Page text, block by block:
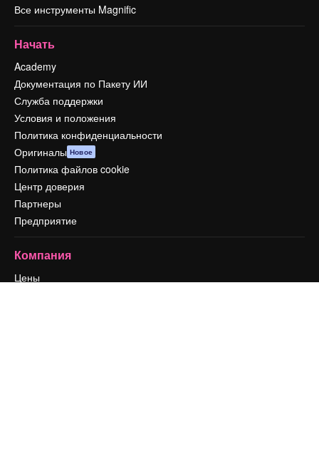
Все инструменты Magnific
Начать
Academy
Документация по Пакету ИИ
Служба поддержки
Условия и положения
Политика конфиденциальности
Оригиналы Новое
Политика файлов cookie
Центр доверия
Партнеры
Предприятие
Компания
Цены